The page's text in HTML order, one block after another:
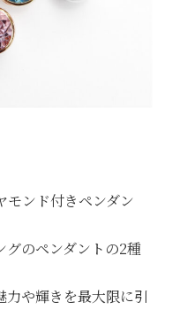
モンド付きペンダン
グのペンダントの2種
力や輝きを最大限に引